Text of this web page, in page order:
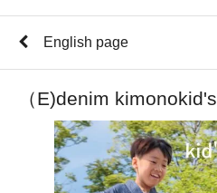
English page
（E)denim kimonokid's